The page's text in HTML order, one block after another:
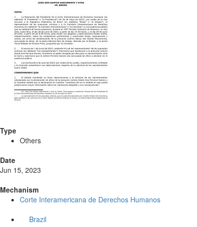
Type
Others
Date
Jun 15, 2023
Mechanism
Corte Interamericana de Derechos Humanos
Brazil